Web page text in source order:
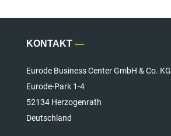
KONTAKT —
Eurode Business Center GmbH & Co. KG
Eurode-Park 1-4
52134 Herzogenrath
Deutschland